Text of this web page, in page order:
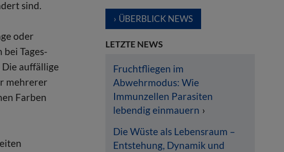
sind.
oder
Tages-
auffällige
mehrerer
Farben
ÜBERBLICK NEWS
LETZTE NEWS
Fruchtfliegen im
Abwehrmodus: Wie
Immunzellen Parasiten
lebendig einmauern
Die Wüste als Lebensraum –
Entstehung, Dynamik und